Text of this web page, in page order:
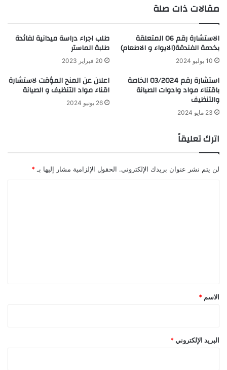
مقالات ذات صلة
الاستشارة رقم 06 المتعلقة
بخدمة الفندقة(الايواء و الاطعام)
10 يوليو 2024
طلب اجراء دراسة ميدانية لفائدة
طلبة الماستر
20 فبراير 2023
استشارة رقم 03/2024 الخاصة
باقتناء مواد وادوات الصيانة
والتنظيف
23 مايو 2024
اعلان عن المنح المؤقت لاستشارة
اقناء مواد التنظيف و الصيانة
26 يونيو 2024
اترك تعليقاً
لن يتم نشر عنوان بريدك الإلكتروني. الحقول الإلزامية مشار إليها بـ *
*
الاسم *
البريد الإلكتروني *